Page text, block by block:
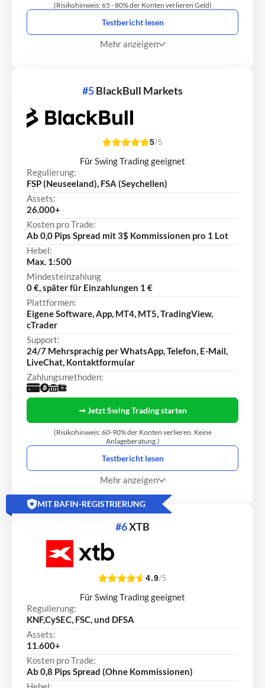
(Risikohinweis: 65 - 80% der Konten verlieren Geld)
Testbericht lesen
Mehr anzeigen
#5BlackBull Markets
5/5
Für Swing Trading geeignet
Regulierung:
FSP (Neuseeland), FSA (Seychellen)
Assets:
26.000+
Kosten pro Trade:
Ab 0,0 Pips Spread mit 3$ Kommissionen pro 1 Lot
Hebel:
Max. 1:500
Mindesteinzahlung
0 €, später für Einzahlungen 1 €
Plattformen:
Eigene Software, App, MT4, MT5, TradingView,
cTrader
Support:
24/7 Mehrsprachig per WhatsApp, Telefon, E-Mail,
LiveChat, Kontaktformular
Zahlungsmethoden:
➞ Jetzt Swing Trading starten
(Risikohinweis: 60-90% der Konten verlieren. Keine
Anlageberatung.)
Testbericht lesen
Mehr anzeigen
MIT BAFIN-REGISTRIERUNG
#6XTB
4.9/5
Für Swing Trading geeignet
Regulierung:
KNF,CySEC, FSC, und DFSA
Assets:
11.600+
Kosten pro Trade:
Ab 0,8 Pips Spread (Ohne Kommissionen)